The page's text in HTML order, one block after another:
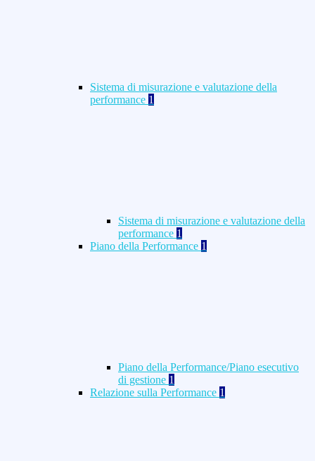
Sistema di misurazione e valutazione della
performance 1
Sistema di misurazione e valutazione della
performance 1
Piano della Performance 1
Piano della Performance/Piano esecutivo
di gestione 1
Relazione sulla Performance 1